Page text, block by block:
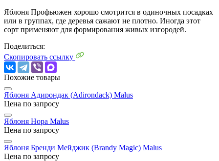
Яблоня Профьюжен хорошо смотрится в одиночных посадках
или в группах, где деревья сажают не плотно. Иногда этот
сорт применяют для формирования живых изгородей.
Поделиться:
Скопировать ссылку
Похожие товары
Яблоня Адирондак (Adirondack) Malus
Цена по запросу
Яблоня Нopа Malus
Цена по запросу
Яблоня Бренди Мейджик (Brandy Magic) Malus
Цена по запросу